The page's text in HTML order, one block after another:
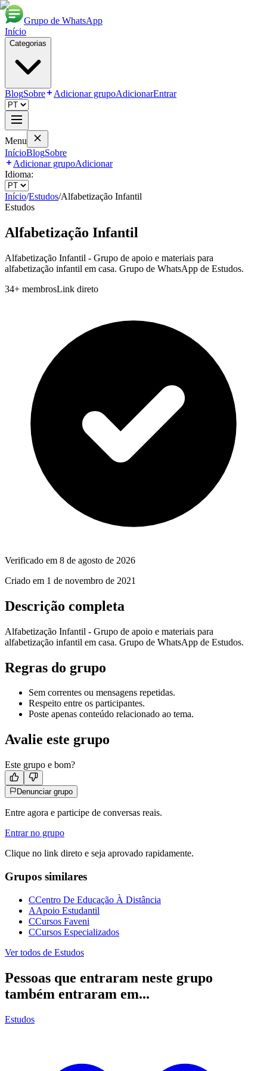
Grupo de WhatsApp
Início
Categorias
BlogSobre Adicionar grupoAdicionarEntrar
Menu
InícioBlogSobre
Adicionar grupoAdicionar
Idioma:
Início/Estudos/Alfabetização Infantil
Estudos
Alfabetização Infantil
Alfabetização Infantil - Grupo de apoio e materiais para
alfabetização infantil em casa. Grupo de WhatsApp de Estudos.
34+ membrosLink direto
Verificado em 8 de agosto de 2026
Criado em 1 de novembro de 2021
Descrição completa
Alfabetização Infantil - Grupo de apoio e materiais para
alfabetização infantil em casa. Grupo de WhatsApp de Estudos.
Regras do grupo
Sem correntes ou mensagens repetidas.
Respeito entre os participantes.
Poste apenas conteúdo relacionado ao tema.
Avalie este grupo
Este grupo e bom?
Denunciar grupo
Entre agora e participe de conversas reais.
Entrar no grupo
Clique no link direto e seja aprovado rapidamente.
Grupos similares
CCentro De Educação À Distância
AApoio Estudantil
CCursos Faveni
CCursos Especializados
Ver todos de Estudos
Pessoas que entraram neste grupo
também entraram em...
Estudos